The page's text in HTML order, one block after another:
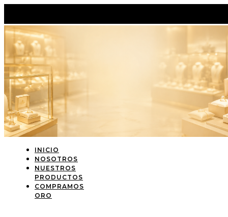
INICIO
NOSOTROS
NUESTROS
PRODUCTOS
COMPRAMOS
ORO